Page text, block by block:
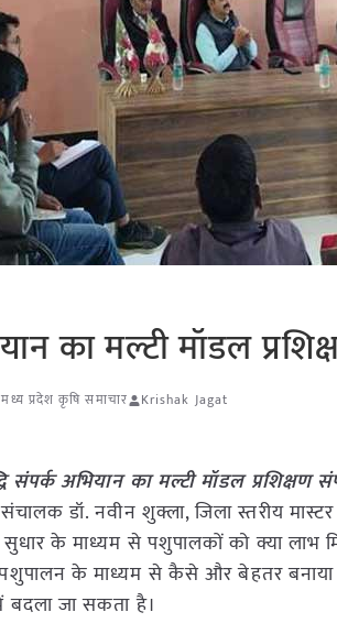
का मल्टी मॉडल
मध्य प्रदेश कृषि समाचार Krishak Jagat
संपर्क अभियान का मल्टी मॉडल प्रशिक्षण
डॉ. नवीन शुक्ला, जिला स्तरीय मास्टर
के माध्यम से पशुपालकों को क्या
के माध्यम से कैसे और बेहतर
जा सकता है।